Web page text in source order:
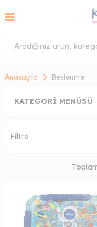
Anasayfa Beslenme
KATEGORI MENÜSÜ
Filtre